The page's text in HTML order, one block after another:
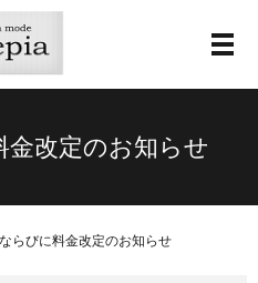
メ
金改定のお知らせ
らびに料金改定のお知らせ